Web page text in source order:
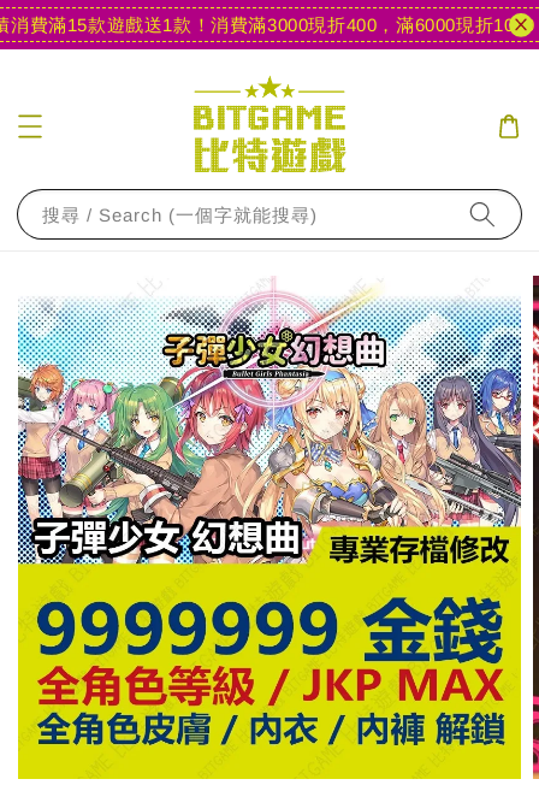
費滿15款遊戲送1款！ 消費滿3000現折400，滿6000現折1000
搜尋 / Search (一個字就能搜尋)